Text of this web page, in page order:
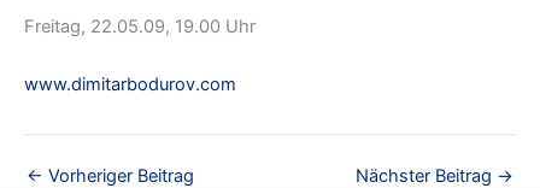
Freitag, 22.05.09, 19.00 Uhr
www.dimitarbodurov.com
← Vorheriger Beitrag Nächster Beitrag →